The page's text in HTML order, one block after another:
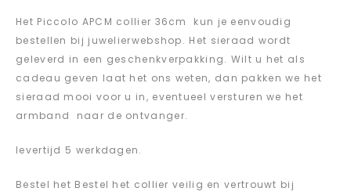
Het Piccolo APCM collier 36cm kun je eenvoudig
bestellen bij juwelierwebshop. Het sieraad wordt
geleverd in een geschenkverpakking. Wilt u het als
cadeau geven laat het ons weten, dan pakken we het
sieraad mooi voor u in, eventueel versturen we het
armband naar de ontvanger.
levertijd 5 werkdagen.
Bestel het Bestel het collier veilig en vertrouwt bij